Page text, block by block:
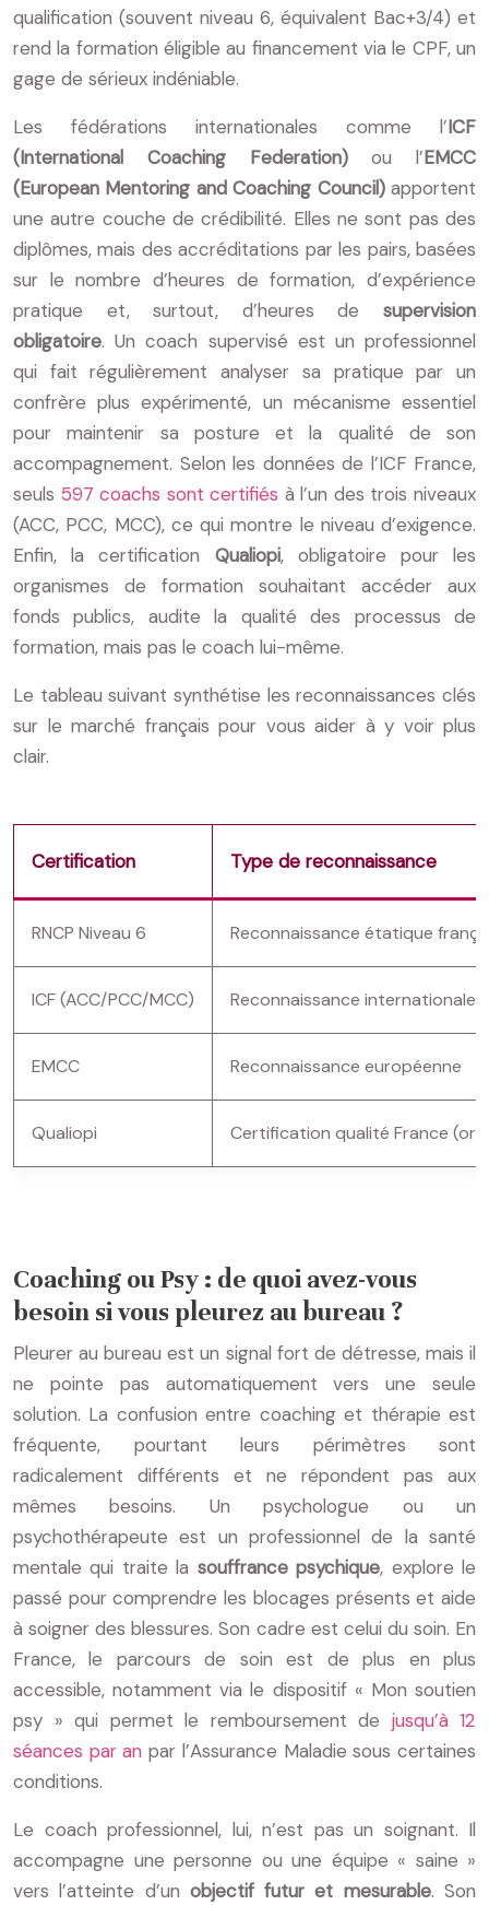
qualification (souvent niveau 6, équivalent Bac+3/4) et
rend la formation éligible au financement via le CPF, un
gage de sérieux indéniable.
Les fédérations internationales comme l’ICF
(International Coaching Federation)ou l’EMCC
(European Mentoring and Coaching Council)apportent
une autre couche de crédibilité. Elles ne sont pas des
diplômes, mais des accréditations par les pairs, basées
sur le nombre d’heures de formation, d’expérience
pratique et, surtout, d’heures de supervision
obligatoire. Un coach supervisé est un professionnel
qui fait régulièrement analyser sa pratique par un
confrère plus expérimenté, un mécanisme essentiel
pour maintenir sa posture et la qualité de son
accompagnement. Selon les données de l’ICF France,
seuls 597 coachs sont certifiés à l’un des trois niveaux
(ACC, PCC, MCC), ce qui montre le niveau d’exigence.
Enfin, la certification Qualiopi, obligatoire pour les
organismes de formation souhaitant accéder aux
fonds publics, audite la qualité des processus de
formation, mais pas le coach lui-même.
Le tableau suivant synthétise les reconnaissances clés
sur le marché français pour vous aider à y voir plus
clair.
Certification Type de reconnaissance
RNCP Niveau 6 Reconnaissance étatique
ICF (ACC/PCC/MCC) Reconnaissance internationale
EMCC Reconnaissance européenne
Qualiopi Certification qualité France
Coaching ou Psy : de quoi avez-vous
besoin si vous pleurez au bureau ?
Pleurer au bureau est un signal fort de détresse, mais il
ne pointe pas automatiquement vers une seule
solution. La confusion entre coaching et thérapie est
fréquente, pourtant leurs périmètres sont
radicalement différents et ne répondent pas aux
mêmes besoins. Un psychologue ou un
psychothérapeute est un professionnel de la santé
mentale qui traite la souffrance psychique, explore le
passé pour comprendre les blocages présents et aide
à soigner des blessures. Son cadre est celui du soin. En
France, le parcours de soin est de plus en plus
accessible, notamment via le dispositif « Mon soutien
psy » qui permet le remboursement de jusqu’à 12
séances par an par l’Assurance Maladie sous certaines
conditions.
Le coach professionnel, lui, n’est pas un soignant. Il
accompagne une personne ou une équipe « saine »
vers l’atteinte d’un objectif futur et mesurable. Son